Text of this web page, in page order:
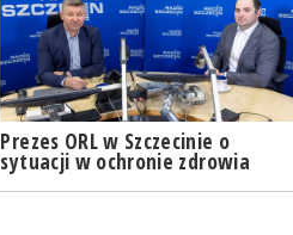
Prezes ORL w Szczecinie o
sytuacji w ochronie zdrowia